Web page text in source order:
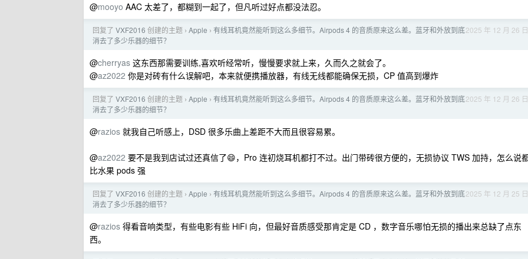
@mooyo AAC 太差了，都糊到一起了，但凡听过好点都没法忍。
2025 年 12 月 26 日
回复了 VXF2016 创建的主题 › Apple › 有线耳机竟然能听到这么多细节。Airpods 4 的音质原来这么差。蓝牙和外放到底
消去了多少乐器的细节？
@cherryas 这东西那需要训练,喜欢听经常听，慢慢要求就上来，久而久之就会了。
@az2022 你是对砖有什么误解吧，本来就便携播放器，有线无线都能确保无损，CP 值高到爆炸
2025 年 12 月 26 日
回复了 VXF2016 创建的主题 › Apple › 有线耳机竟然能听到这么多细节。Airpods 4 的音质原来这么差。蓝牙和外放到底
消去了多少乐器的细节？
@razios 就我自己听感上，DSD 很多乐曲上差距不大而且很容易累。
@az2022 要不是我到店试过还真信了😄，Pro 连初烧耳机都打不过。出门带砖很方便的，无损协议 TWS 加持，怎么说
比水果 pods 强
2025 年 12 月 25 日
回复了 VXF2016 创建的主题 › Apple › 有线耳机竟然能听到这么多细节。Airpods 4 的音质原来这么差。蓝牙和外放到底
消去了多少乐器的细节？
@razios 得看音响类型，有些电影有些 HiFi 向，但最好音质感受那肯定是 CD ，数字音乐哪怕无损的播出来总缺了点东
西。